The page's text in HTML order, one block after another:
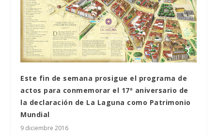
Este fin de semana prosigue el programa de
actos para conmemorar el 17º aniversario de
la declaración de La Laguna como Patrimonio
Mundial
9 diciembre 2016